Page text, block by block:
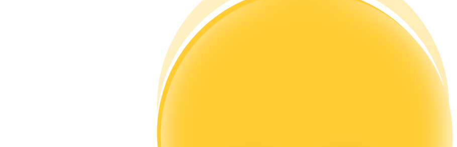
Tận hưởng chia sẻ lợi nhuận và hoa hồng giao dịch sao chép
Phân tích dữ liệu lớn bao gồm thông tin giao dịch, v.v.